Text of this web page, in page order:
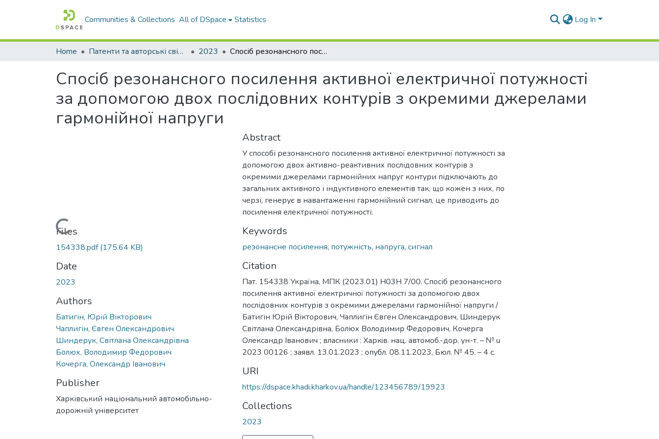
Communities & Collections All of DSpace Statistics Log In
Home Патенти та авторські свідоцтва 2023 Спосіб резонансного посилення активної електричної потужності за допомогою двох послідовних контурів з окремими джерелами гармонійної напруги
Спосіб резонансного посилення активної електричної потужності
за допомогою двох послідовних контурів з окремими джерелами
гармонійної напруги
Loading...
Files
154338.pdf(175.64 KB)
Date
2023
Authors
Батигін, Юрій Вікторович
Чаплигін, Євген Олександрович
Шиндерук, Світлана Олександрівна
Болюх, Володимир Федорович
Кочерга, Олександр Іванович
Publisher
Харківський національний автомобільно-
дорожній університет
Abstract
У способі резонансного посилення активної електричної потужності за
допомогою двох активно-реактивних послідовних контурів з
окремими джерелами гармонійних напруг контури підключають до
загальних активного і індуктивного елементів так, що кожен з них, по
черзі, генерує в навантаженні гармонійний сигнал, це приводить до
посилення електричної потужності.
Keywords
резонансне посилення, потужність, напруга, сигнал
Citation
Пат. 154338 Україна, МПК (2023.01) H03H 7/00. Спосіб резонансного
посилення активної електричної потужності за допомогою двох
послідовних контурів з окремими джерелами гармонійної напруги /
Батигін Юрій Вікторович, Чаплигін Євген Олександрович, Шиндерук
Світлана Олександрівна, Болюх Володимир Федорович, Кочерга
Олександр Іванович ; власники : Харкiв. нац. автомоб.-дор. ун-т. – № u
2023 00126 ; заявл. 13.01.2023 ; опубл. 08.11.2023, Бюл. № 45. – 4 с.
URI
https://dspace.khadi.kharkov.ua/handle/123456789/19923
Collections
2023